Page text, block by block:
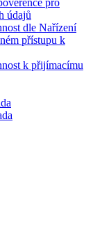
pro
údajů
dle Nařízení
přístupu k
k přijímacímu